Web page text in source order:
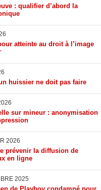
: qualifier d’abord la
atteinte au droit à l’image
huissier ne doit pas faire
sur mineur : anonymisation
2026
prévenir la diffusion de
en ligne
2025